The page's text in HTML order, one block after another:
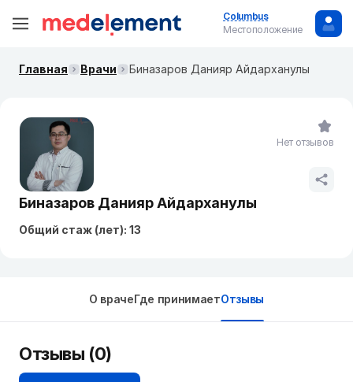
Columbus
Местоположение
Главная Врачи Биназаров Данияр Айдарханулы
Биназаров Данияр Айдарханулы
Общий стаж (лет): 13
Нет отзывов
О врачеГде принимаетОтзывы
Отзывы (0)